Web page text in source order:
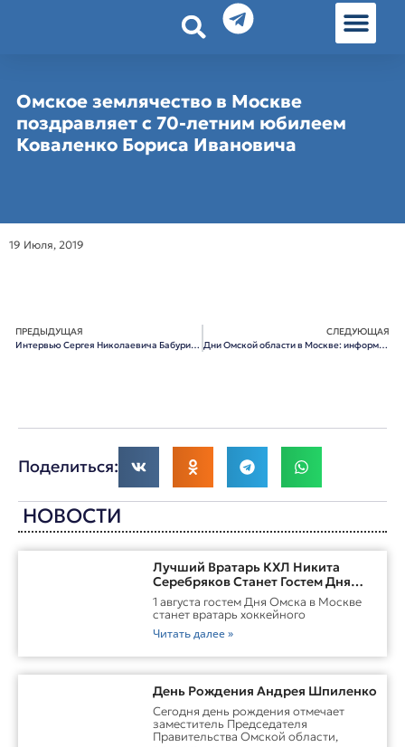
Омское землячество в Москве
поздравляет с 70-летним юбилеем
Коваленко Бориса Ивановича
19 Июля, 2019
ПРЕДЫДУЩАЯ
Интервью Сергея Николаевича Бабурина доктору Еделеву на радио МедиаМетрикс
СЛЕДУЮЩАЯ
Дни Омской области в Москве: информация о запланированных мероприятиях
Поделиться:
НОВОСТИ
Лучший Вратарь КХЛ Никита
Серебряков Станет Гостем Дня
Омска В Москве
1 августа гостем Дня Омска в Москве
станет вратарь хоккейного
Читать далее »
День Рождения Андрея Шпиленко
Cегодня день рождения отмечает
заместитель Председателя
Правительства Омской области,